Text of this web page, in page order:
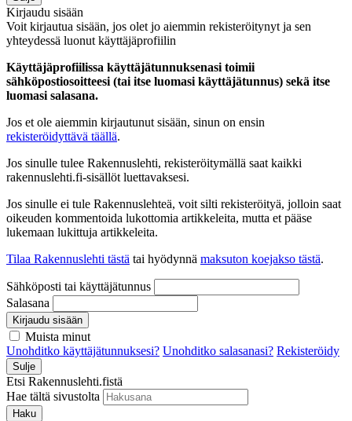
Kirjaudu sisään
Voit kirjautua sisään, jos olet jo aiemmin rekisteröitynyt ja sen
yhteydessä luonut käyttäjäprofiilin
Käyttäjäprofiilissa käyttäjätunnuksenasi toimii
sähköpostiosoitteesi (tai itse luomasi käyttäjätunnus) sekä itse
luomasi salasana.
Jos et ole aiemmin kirjautunut sisään, sinun on ensin
rekisteröidyttävä täällä.
Jos sinulle tulee Rakennuslehti, rekisteröitymällä saat kaikki
rakennuslehti.fi-sisällöt luettavaksesi.
Jos sinulle ei tule Rakennuslehteä, voit silti rekisteröityä, jolloin saat
oikeuden kommentoida lukottomia artikkeleita, mutta et pääse
lukemaan lukittuja artikkeleita.
Tilaa Rakennuslehti tästä tai hyödynnä maksuton koejakso tästä.
Sähköposti tai käyttäjätunnus
Salasana
Kirjaudu sisään
Muista minut
Unohditko käyttäjätunnuksesi? Unohditko salasanasi? Rekisteröidy
Sulje
Etsi Rakennuslehti.fistä
Hae tältä sivustolta
Haku